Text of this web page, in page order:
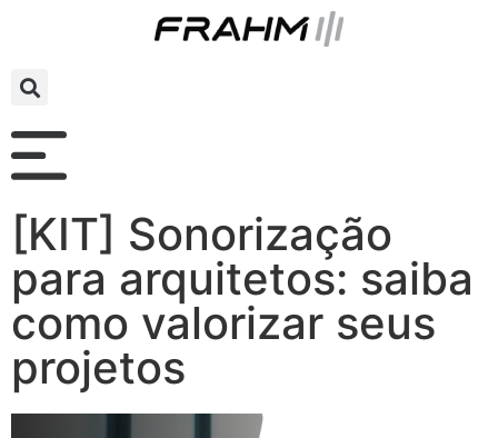
[KIT] Sonorização
para arquitetos: saiba
como valorizar seus
projetos